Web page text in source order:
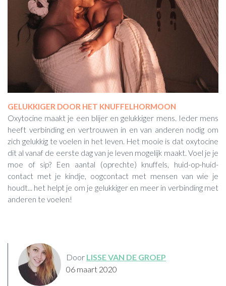
GELUKKIGER DOOR HET KNUFFELHORMOON
Oxytocine maakt je een blijer en gelukkiger mens. Ieder mens
heeft verbinding en vertrouwen in en van anderen nodig om
zich gelukkig te voelen in het leven. Het mooie is dat oxytocine
dit al vanaf de eerste dag van je leven mogelijk maakt. Voel je je
moe of sip? Een aantal (oprechte) knuffels, huid-op-huid-
contact met je kindje, oogcontact met mensen van wie je
houdt... het helpt je om je gelukkiger en meer in verbinding met
anderen te voelen!
Door LISSE VAN DE GROEP
06 maart 2020